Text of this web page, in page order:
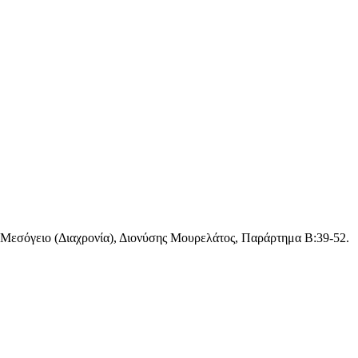
(Διαχρονία), Διονύσης Μουρελάτος, Παράρτημα Β:39-52.